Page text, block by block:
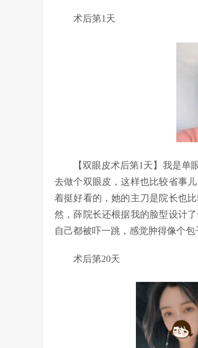
术后第1天
【双眼皮术后第1天】我是单眼
去做个双眼皮，这样也比较省事
着挺好看的，她的主刀是院长也
然，薛院长还根据我的脸型设计
自己都被吓一跳，感觉肿得像个
术后第20天